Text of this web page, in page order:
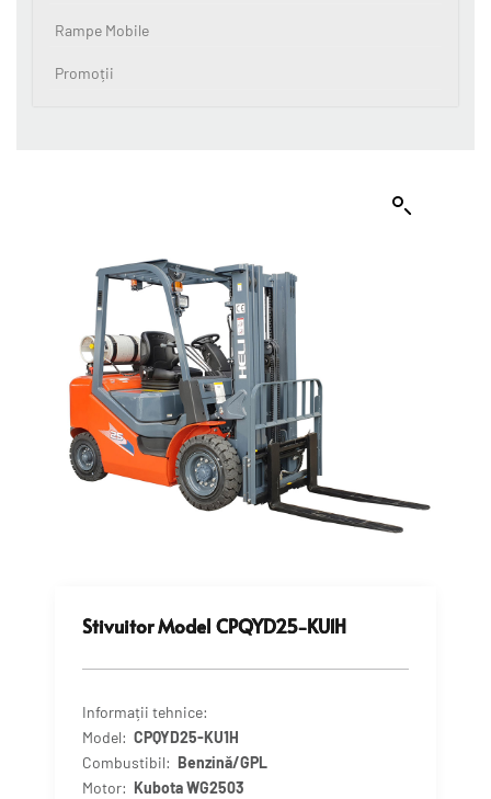
Stivuitor Model CPQYD25-KU1H
Informații tehnice:
Model: CPQYD25-KU1H
Combustibil: Benzină/GPL
Motor: Kubota WG2503
Rampe Mobile
Promoții